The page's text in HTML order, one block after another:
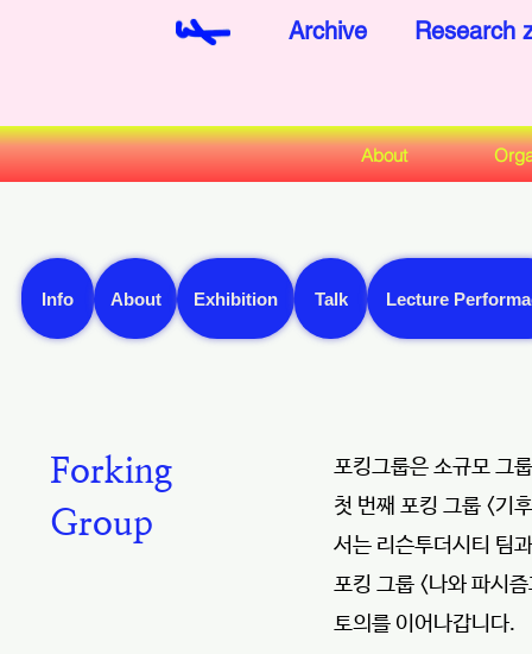
Archive Research
About
Info About Exhibition Talk Lecture
Forking
Group
포킹그룹은 소규모 그
첫 번째 포킹 그룹 <기
서는 리슨투더시티 팀
포킹 그룹 <나와 파시
토의를 이어나갑니다.